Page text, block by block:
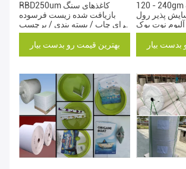
RBD250um کاغذهای سنگ
بازیافت شده زیست فرسوده
برای چاپ / بسته بندی / برچسب
گذاری
بهترین قیمت رو بدست بیار
120 - 240gm مقاوم در برابر آب
پذیر رول
نوت بوک
بدست بیار